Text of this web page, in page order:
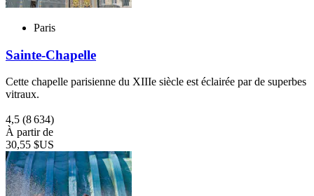
Paris
Sainte-Chapelle
Cette chapelle parisienne du XIIIe siècle est éclairée par de superbes
vitraux.
4,5 (8 634)
À partir de
30,55 $US